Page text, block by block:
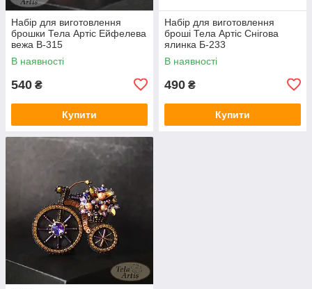
Набір для виготовлення
брошки Тела Артіс Ейфелева
вежа В-315
В наявності
540 ₴
Купити
Набір для виготовлення
броші Тела Артіс Снігова
ялинка Б-233
В наявності
490 ₴
Купити